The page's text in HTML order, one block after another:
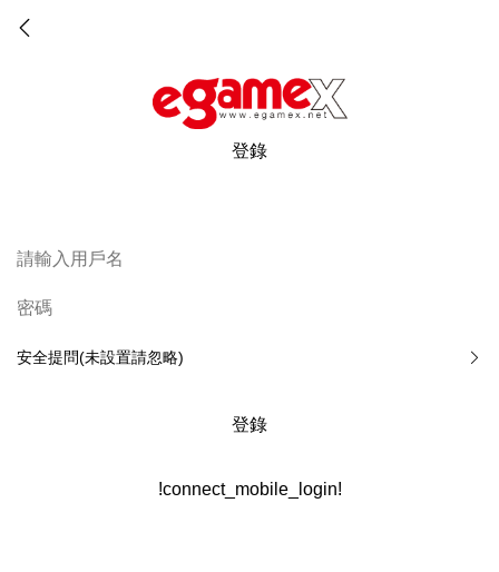
登錄
安全提問(未設置請忽略)
登錄
!connect_mobile_login!